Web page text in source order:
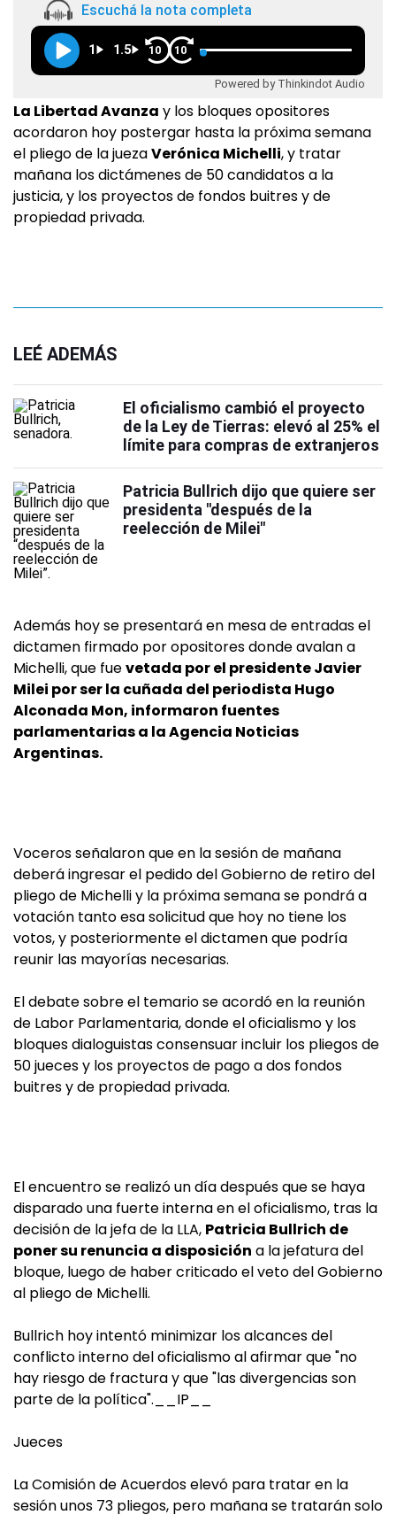
Escuchá la nota completa
1 1.5 10 10
Powered by Thinkindot Audio
La Libertad Avanza y los bloques opositores
acordaron hoy postergar hasta la próxima semana
el pliego de la juezaVerónica Michelli, y tratar
mañana los dictámenes de 50 candidatos a la
justicia, y los proyectos de fondos buitres y de
propiedad privada.
LEÉ ADEMÁS
El oficialismo cambió el proyecto
de la Ley de Tierras: elevó al 25% el
límite para compras de extranjeros
Patricia Bullrich dijo que quiere ser
presidenta "después de la
reelección de Milei"
Además hoy se presentará en mesa de entradas el
dictamen firmado por opositores donde avalan a
Michelli, que fuevetada por el presidente Javier
Milei por ser la cuñada del periodista Hugo
Alconada Mon, informaron fuentes
parlamentarias a la Agencia Noticias
Argentinas.
Voceros señalaron que en la sesión de mañana
deberá ingresar el pedido del Gobierno de retiro del
pliego de Michelli y la próxima semana se pondrá a
votación tanto esa solicitud que hoy no tiene los
votos, y posteriormente el dictamen que podría
reunir las mayorías necesarias.
El debate sobre el temario se acordó en la reunión
de Labor Parlamentaria, donde el oficialismo y los
bloques dialoguistas consensuar incluir los pliegos de
50 jueces y los proyectos de pago a dos fondos
buitres y de propiedad privada.
El encuentro se realizó un día después que se haya
disparado una fuerte interna en el oficialismo, tras la
decisión de la jefa de la LLA, Patricia Bullrich de
poner su renuncia a disposición a la jefatura del
bloque, luego de haber criticado el veto del Gobierno
al pliego de Michelli.
Bullrich hoy intentó minimizar los alcances del
conflicto interno del oficialismo al afirmar que "no
hay riesgo de fractura y que "las divergencias son
parte de la política".__IP__
Jueces
La Comisión de Acuerdos elevó para tratar en la
sesión unos 73 pliegos, pero mañana se tratarán solo